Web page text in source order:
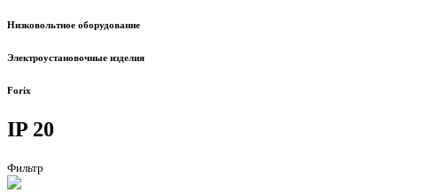
Низковольтное оборудование
Электроустановочные изделия
Forix
IP 20
Фильтр